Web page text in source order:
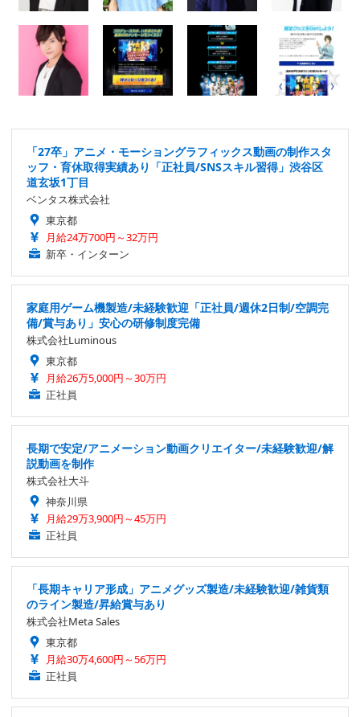
「27卒」アニメ・モーショングラフィックス動画の制作スタ
ッフ・育休取得実績あり「正社員/SNSスキル習得」渋谷区
道玄坂1丁目
ベンタス株式会社
東京都
月給24万700円～32万円
新卒・インターン
家庭用ゲーム機製造/未経験歓迎「正社員/週休2日制/空調完
備/賞与あり」安心の研修制度完備
株式会社Luminous
東京都
月給26万5,000円～30万円
正社員
長期で安定/アニメーション動画クリエイター/未経験歓迎/解
説動画を制作
株式会社大斗
神奈川県
月給29万3,900円～45万円
正社員
「長期キャリア形成」アニメグッズ製造/未経験歓迎/雑貨類
のライン製造/昇給賞与あり
株式会社Meta Sales
東京都
月給30万4,600円～56万円
正社員